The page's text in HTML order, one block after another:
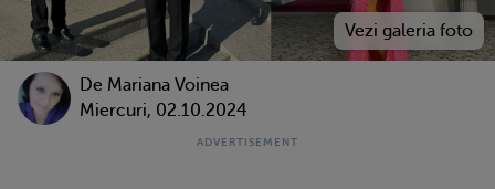
De Mariana Voinea
Miercuri, 02.10.2024